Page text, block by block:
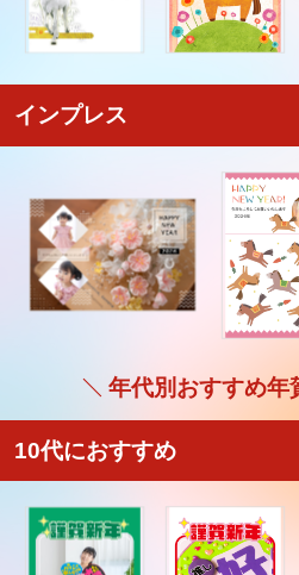
インプレス
年代別おすすめ年
10代におすすめ